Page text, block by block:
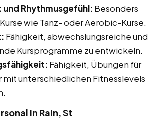
und Rhythmusgefühl: Besonders
wie Tanz- oder Aerobic-Kurse.
Fähigkeit, abwechslungsreiche und
Kursprogramme zu entwickeln.
Fähigkeit, Übungen für
mit unterschiedlichen Fitnesslevels
in Rain, St